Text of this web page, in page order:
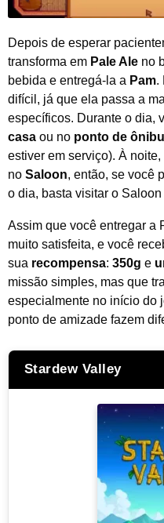
Depois de esperar
transforma em Pale Ale no
bebida e entregá-la a Pam.
difícil, já que ela passa a
específicos. Durante o dia,
casa ou no ponto de
estiver em serviço). À
no Saloon, então, se você
o dia, basta visitar o
Assim que você entregar a
muito satisfeita, e você
sua recompensa: 350g e
missão simples, mas que
especialmente no início do
ponto de amizade fazem
Stardew Valley